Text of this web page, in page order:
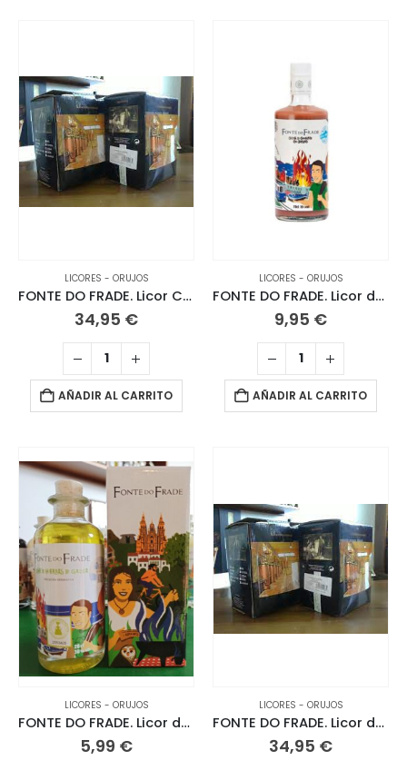
LICORES - ORUJOS
FONTE DO FRADE. Licor Café. 3 L
34,95 €
AÑADIR AL CARRITO
LICORES - ORUJOS
FONTE DO FRADE. Licor de Chocolate y Cerezas 70 CL.
9,95 €
AÑADIR AL CARRITO
LICORES - ORUJOS
FONTE DO FRADE. Licor de Hierbas. 20 CL
5,99 €
LICORES - ORUJOS
FONTE DO FRADE. Licor de Hierbas. 3 L
34,95 €